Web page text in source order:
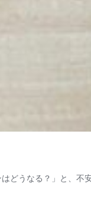
どうなる？」と、不